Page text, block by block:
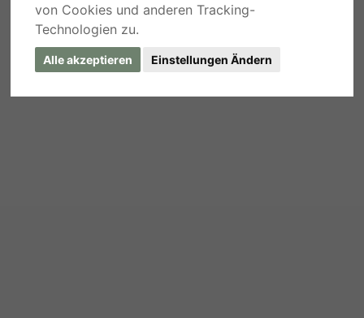
von Cookies und anderen Tracking-
Technologien zu.
Alle akzeptieren Einstellungen Ändern